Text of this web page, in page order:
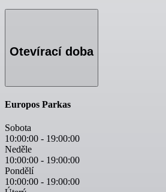
Otevírací doba
Europos Parkas
Sobota
10:00:00 - 19:00:00
Neděle
10:00:00 - 19:00:00
Pondělí
10:00:00 - 19:00:00